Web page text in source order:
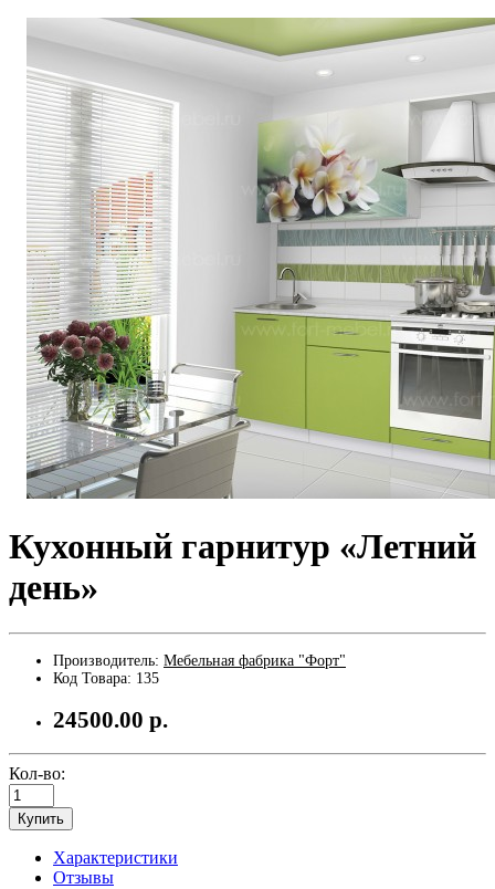
Кухонный гарнитур «Летний
день»
Производитель: Мебельная фабрика "Форт"
Код Товара: 135
24500.00 р.
Кол-во:
Купить
Характеристики
Отзывы